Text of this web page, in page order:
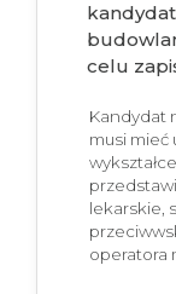
celu
Kandydat
musi mieć
lekarskie,
operatora